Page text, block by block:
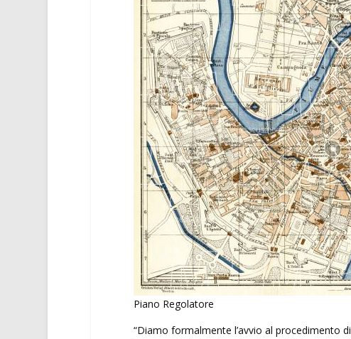
Piano Regolatore
“Diamo formalmente l’avvio al procedimento di